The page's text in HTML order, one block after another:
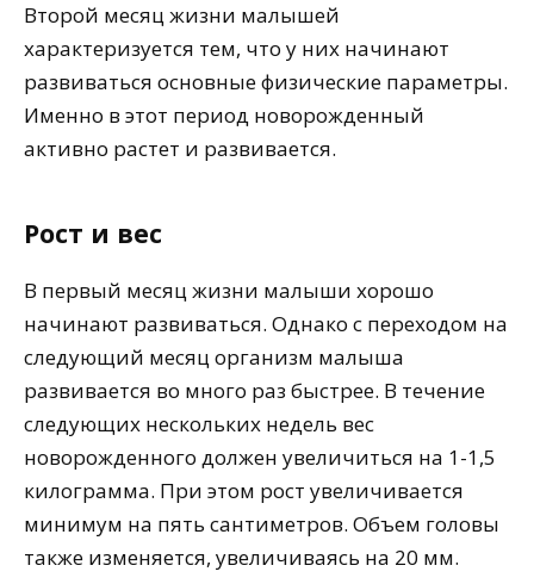
Второй месяц жизни малышей
характеризуется тем, что у них начинают
развиваться основные физические параметры.
Именно в этот период новорожденный
активно растет и развивается.
Рост и вес
В первый месяц жизни малыши хорошо
начинают развиваться. Однако с переходом на
следующий месяц организм малыша
развивается во много раз быстрее. В течение
следующих нескольких недель вес
новорожденного должен увеличиться на 1-1,5
килограмма. При этом рост увеличивается
минимум на пять сантиметров. Объем головы
также изменяется, увеличиваясь на 20 мм.